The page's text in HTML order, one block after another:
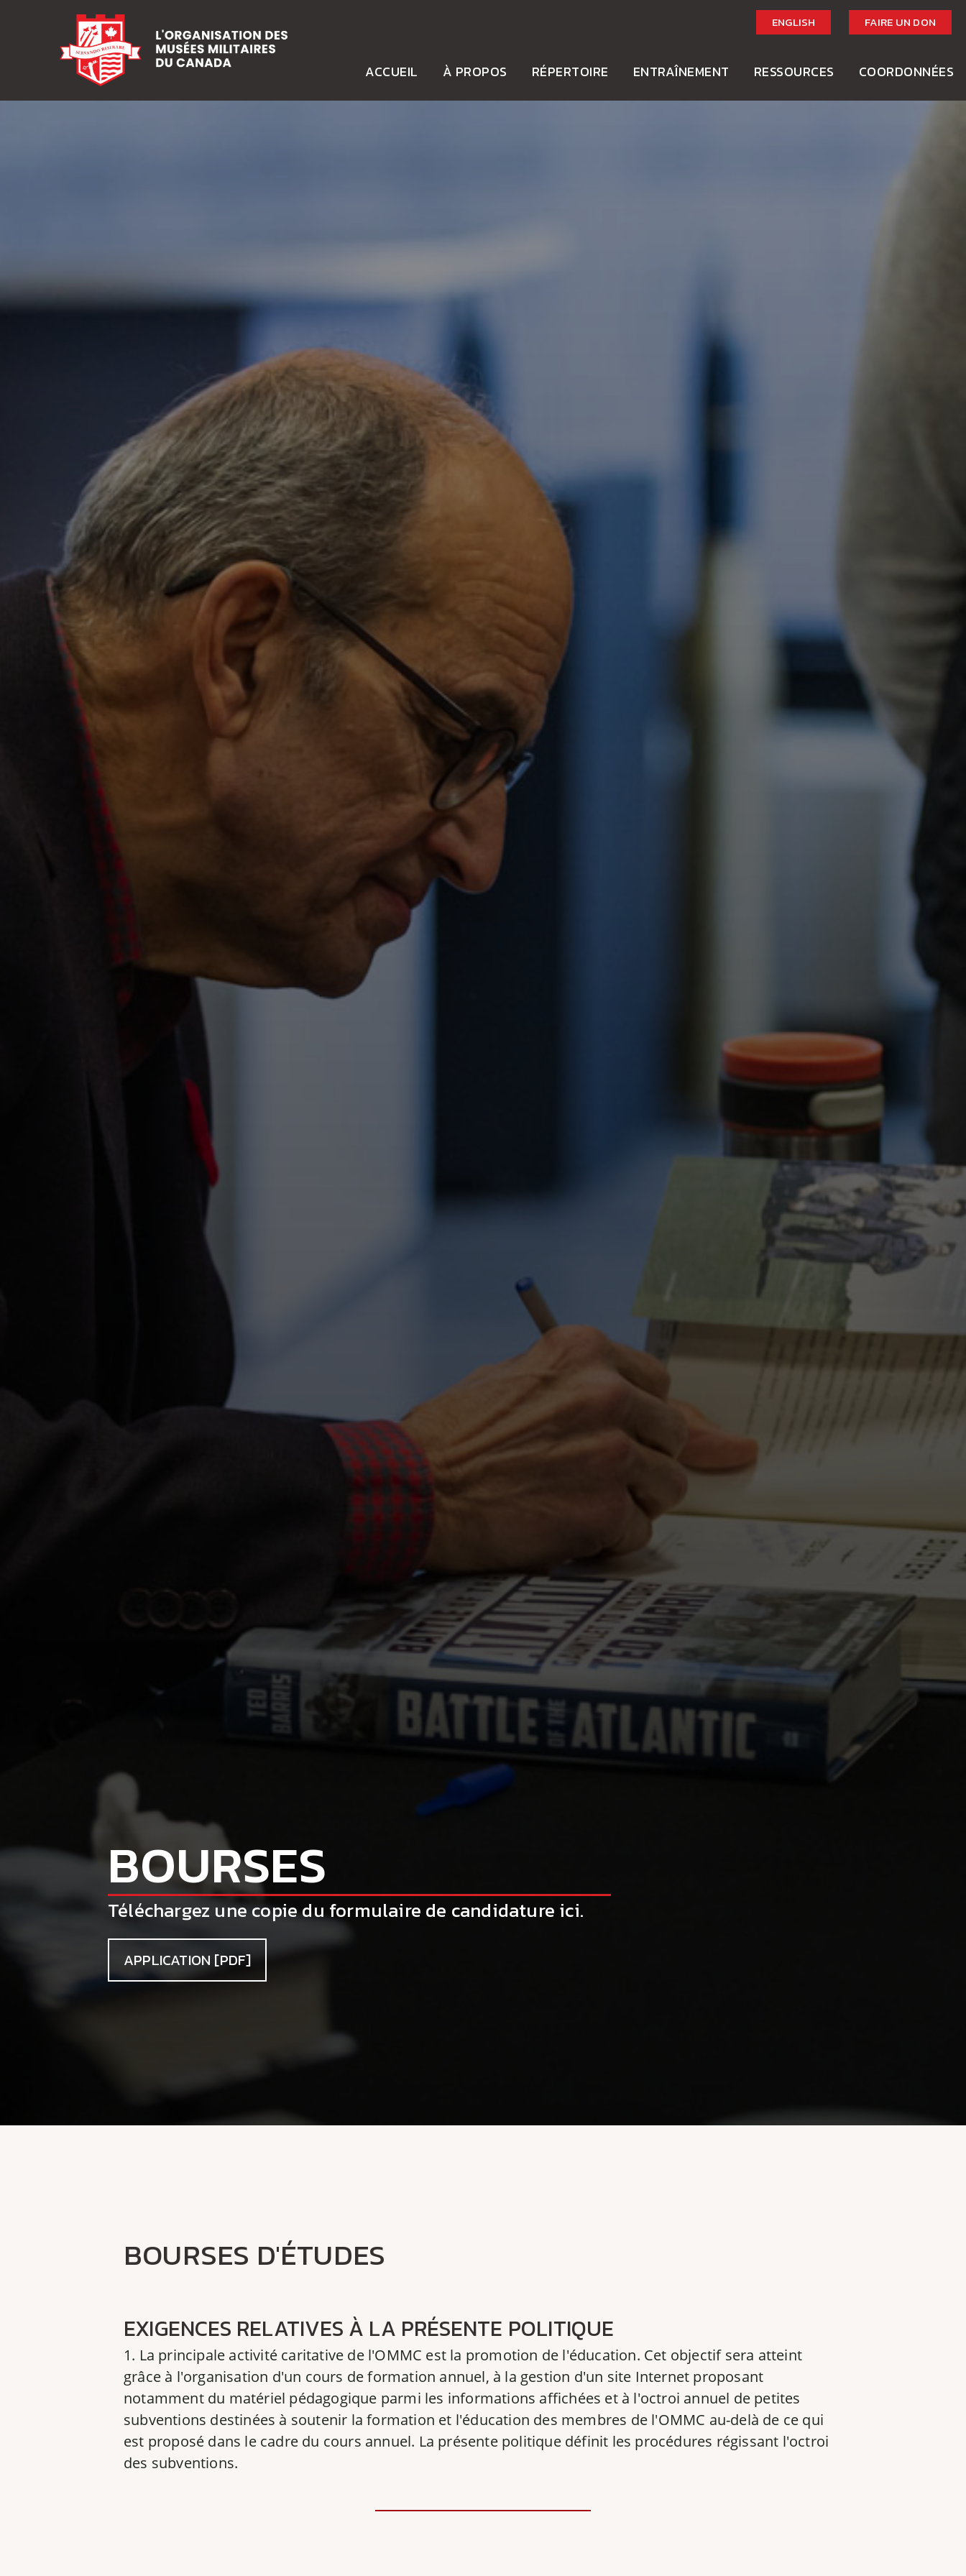
ENGLISH FAIRE UN DON
ACCUEIL À PROPOS RÉPERTOIRE ENTRAÎNEMENT RESSOURCES COORDONNÉES
BOURSES
Téléchargez une copie du formulaire de candidature ici.
APPLICATION [PDF]
BOURSES D'ÉTUDES
EXIGENCES RELATIVES À LA PRÉSENTE POLITIQUE
1. La principale activité caritative de l'OMMC est la promotion de l'éducation. Cet objectif sera atteint
grâce à l'organisation d'un cours de formation annuel, à la gestion d'un site Internet proposant
notamment du matériel pédagogique parmi les informations affichées et à l'octroi annuel de petites
subventions destinées à soutenir la formation et l'éducation des membres de l'OMMC au-delà de ce qui
est proposé dans le cadre du cours annuel. La présente politique définit les procédures régissant l'octroi
des subventions.